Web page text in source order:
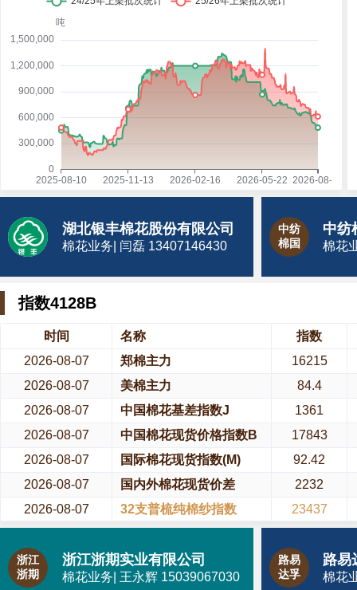
湖北银丰棉花股份有限公司
棉花业务| 闫磊 13407146430
中纺
棉国
棉花
指数4128B
时间 名称
指数
2026-08-07
郑棉主力
16215
2026-08-07
美棉主力
84.4
2026-08-07
中国棉花基差指数J
1361
2026-08-07
中国棉花现货价格指数B
17843
2026-08-07
国际棉花现货指数(M)
92.42
2026-08-07
国内外棉花现货价差
2232
2026-08-07
32支普梳纯棉纱指数 23437
浙江
浙期
浙江浙期实业有限公司
棉花业务| 王永辉 15039067030
路易
达孚
棉花